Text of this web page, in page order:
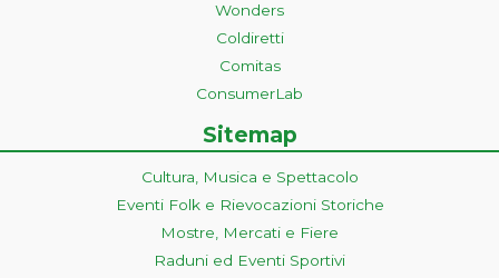
Wonders
Coldiretti
Comitas
ConsumerLab
Sitemap
Cultura, Musica e Spettacolo
Eventi Folk e Rievocazioni Storiche
Mostre, Mercati e Fiere
Raduni ed Eventi Sportivi